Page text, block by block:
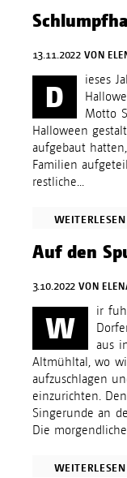
13.11.2022 VON
D
ieses
Motto
Halloween
aufgebaut
Familien
restliche...
Auf den
3.10.2022 VON
W
ir
aus
Altmühltal, wo
aufzuschlagen
einzurichten.
Singerunde an
Die